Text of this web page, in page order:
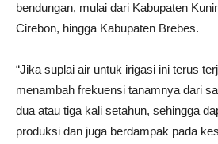
bendungan, mulai dari Kabupaten
Cirebon, hingga Kabupaten Brebes.
“Jika suplai air untuk irigasi ini terus
menambah frekuensi tanamnya dari
dua atau tiga kali setahun, sehingga
produksi dan juga berdampak pada